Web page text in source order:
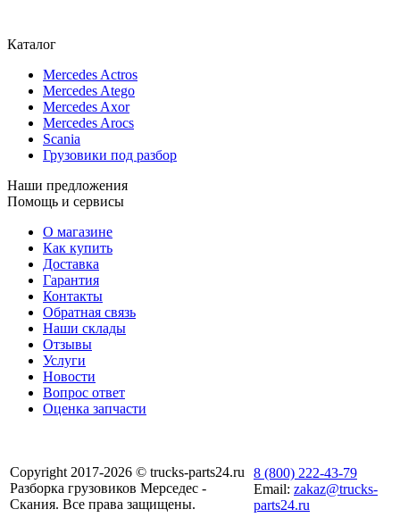
Каталог
Mercedes Actros
Mercedes Atego
Mercedes Axor
Mercedes Arocs
Scania
Грузовики под разбор
Наши предложения
Помощь и сервисы
О магазине
Как купить
Доставка
Гарантия
Контакты
Обратная связь
Наши склады
Отзывы
Услуги
Новости
Вопрос ответ
Оценка запчасти
Copyright 2017-2026 © trucks-parts24.ru
Разборка грузовиков Мерседес -
Скания. Все права защищены.
8 (800) 222-43-79
Email: zakaz@trucks-
parts24.ru